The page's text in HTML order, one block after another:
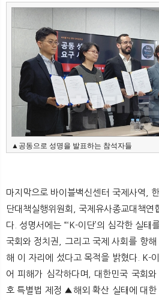
▲공동으로 성명을 발표하는 참석자들
마지막으로 바이블백신센터 국제사역,
단대책실행위원회, 국제유사종교대책연
다. 성명서에는 “‘K-이단’의 심각한 실태
국회와 정치권, 그리고 국제 사회를 향해
해 이 자리에 섰다고 목적을 밝혔다. K-
어 피해가 심각하다며, 대한민국 국회
호 특별법 제정 ▲해외 확산 실태에 대